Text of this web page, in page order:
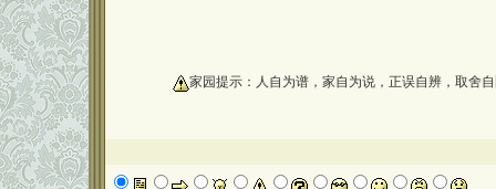
家园提示：人自为谱，家自为说，正误自辨，取舍